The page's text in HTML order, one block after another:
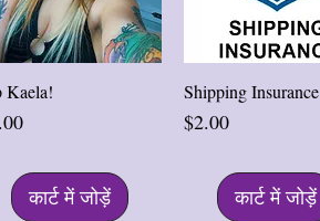
त्वरित दृश्य
Kaela!
कार्ट में जोड़ें
त्वरित दृश्य
Shipping Insurance
मूल्य
$2.00
कार्ट में जोड़ें